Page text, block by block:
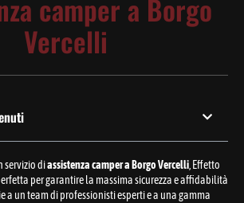
camper a Borgo
Vercelli
servizio diassistenza camper a Borgo Vercelli , Effetto
per garantire la massima sicurezza e affidabilità
a un team di professionisti esperti e a una gamma